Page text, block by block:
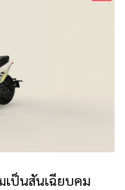
เป็นสันเฉียบคม